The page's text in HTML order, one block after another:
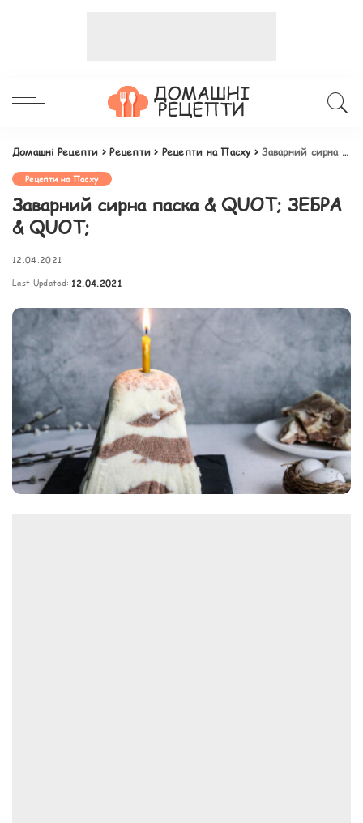
Домашні Рецепти >Рецепти > Рецепти на Пасху>Заварний сирна паска & QUOT; ЗЕБРА & QUOT;
Рецепти на Пасху
Заварний сирна паска & QUOT; ЗЕБРА
& QUOT;
12.04.2021
Last Updated: 12.04.2021